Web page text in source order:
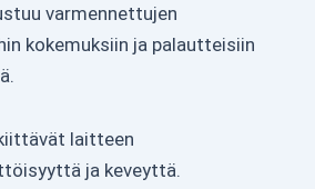
varmennettujen
kokemuksiin ja palautteisiin
laitteen
ja keveyttä.